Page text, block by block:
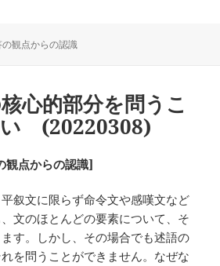
の観点からの認識
心的部分を問うこ
い (20220308)
観点からの認識]
叙文に限らず命令文や感嘆文など
文のほとんどの要素について、そ
す。しかし、その場合でも述語の
を問うことができません。なぜな